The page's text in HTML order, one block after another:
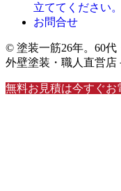
立ててください。
お問合せ
© 塗装一筋26年。60
外壁塗装・職人直営店
無料お見積は今すぐお